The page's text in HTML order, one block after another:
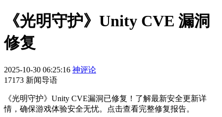
《光明守护》Unity CVE 漏洞
修复
2025-10-30 06:25:16 神评论
17173 新闻导语
《光明守护》Unity CVE漏洞已修复！了解最新安全更新详
情，确保游戏体验安全无忧。点击查看完整修复报告。